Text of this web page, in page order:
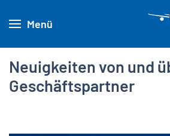
Menü
Neuigkeiten von und
Geschäftspartner